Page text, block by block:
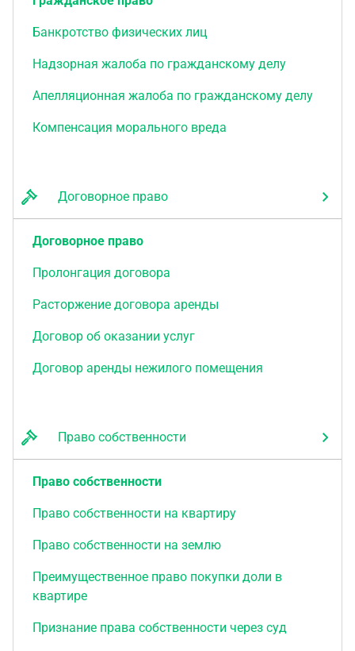
Банкротство физических лиц
Надзорная жалоба по гражданскому делу
Апелляционная жалоба по гражданскому делу
Компенсация морального вреда
Договорное право
Договорное право
Пролонгация договора
Расторжение договора аренды
Договор об оказании услуг
Договор аренды нежилого помещения
Право собственности
Право собственности
Право собственности на квартиру
Право собственности на землю
Преимущественное право покупки доли в
квартире
Признание права собственности через суд